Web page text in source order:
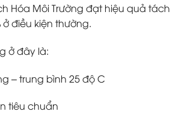
Hóa Môi Trường đạt hiệu quả tách
ở điều kiện thường.
ở đây là:
– trung bình 25 độ C
tiêu chuẩn